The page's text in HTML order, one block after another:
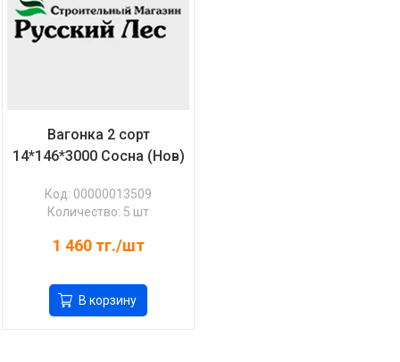
Вагонка 2 сорт
14*146*3000 Сосна (Нов)
Код: 00000013509
Количество: 5 шт
1 460тг./шт
В корзину